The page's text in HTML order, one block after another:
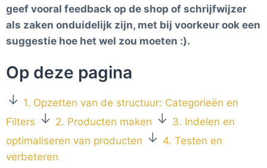
geef vooral feedback op de shop of schrijfwijzer
als zaken onduidelijk zijn, met bij voorkeur ook een
suggestie hoe het wel zou moeten :).
Op deze pagina
1. Opzetten van de structuur: Categorieën en
Filters
2. Producten maken
3. Indelen en
optimaliseren van producten
4. Testen en
verbeteren